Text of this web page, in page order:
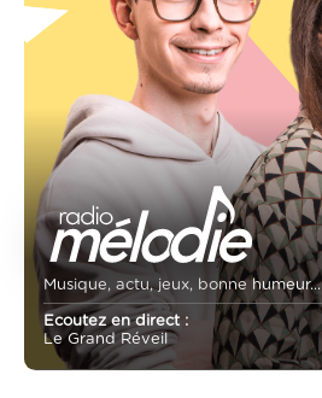
Musique, actu, jeux, bonne humeur...
Ecoutez en direct :
Le Grand Réveil